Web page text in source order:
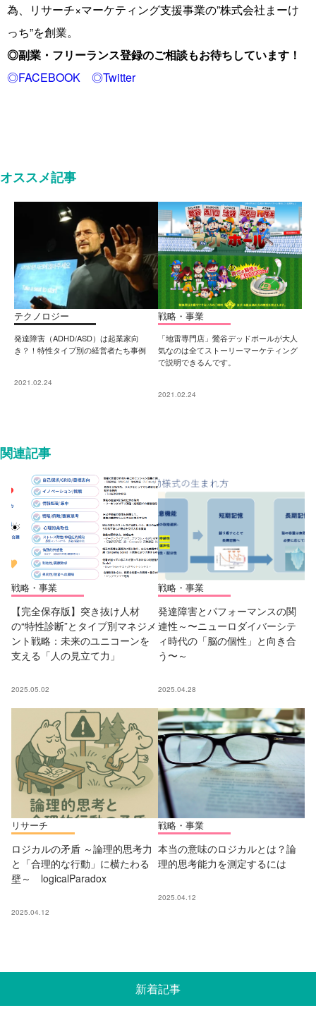
為、リサーチ×マーケティング支援事業の”株式会社まーけ
っち”を創業。
◎副業・フリーランス登録のご相談もお待ちしています！
◎FACEBOOK
◎Twitter
オススメ記事
テクノロジー
発達障害（ADHD/ASD）は起業家向
き？！特性タイプ別の経営者たち事例
2021.02.24
戦略・事業
「地雷専門店」鶯谷デッドボールが大人
気なのは全てストーリーマーケティング
で説明できるんです。
2021.02.24
関連記事
戦略・事業
【完全保存版】突き抜け人材
の“特性診断”とタイプ別マネジメ
ント戦略：未来のユニコーンを
支える「人の見立て力」
2025.05.02
戦略・事業
発達障害とパフォーマンスの関
連性～〜ニューロダイバーシテ
ィ時代の「脳の個性」と向き合
う〜～
2025.04.28
リサーチ
ロジカルの矛盾 ～論理的思考力
と「合理的な行動」に横たわる
壁～ logicalParadox
2025.04.12
戦略・事業
本当の意味のロジカルとは？論
理的思考能力を測定するには
2025.04.12
新着記事